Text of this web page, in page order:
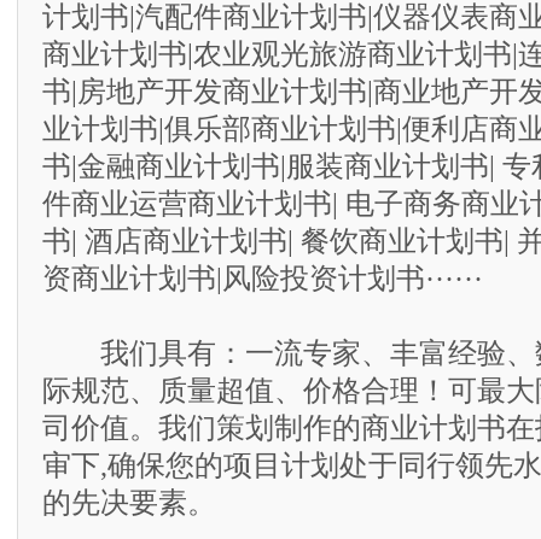
计划书|汽配件商业计划书|仪器仪表商
商业计划书|农业观光旅游商业计划书|
书|房地产开发商业计划书|商业地产开
业计划书|俱乐部商业计划书|便利店商
书|金融商业计划书|服装商业计划书|
件商业运营商业计划书| 电子商务商业
书| 酒店商业计划书| 餐饮商业计划书|
资商业计划书|风险投资计划书······
我们具有：一流专家、丰富经验、
际规范、质量超值、价格合理！可最
司价值。我们策划制作的商业计划书
审下,确保您的项目计划处于同行领先
的先决要素。